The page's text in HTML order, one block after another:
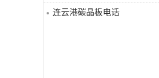
连云港碳晶板电话